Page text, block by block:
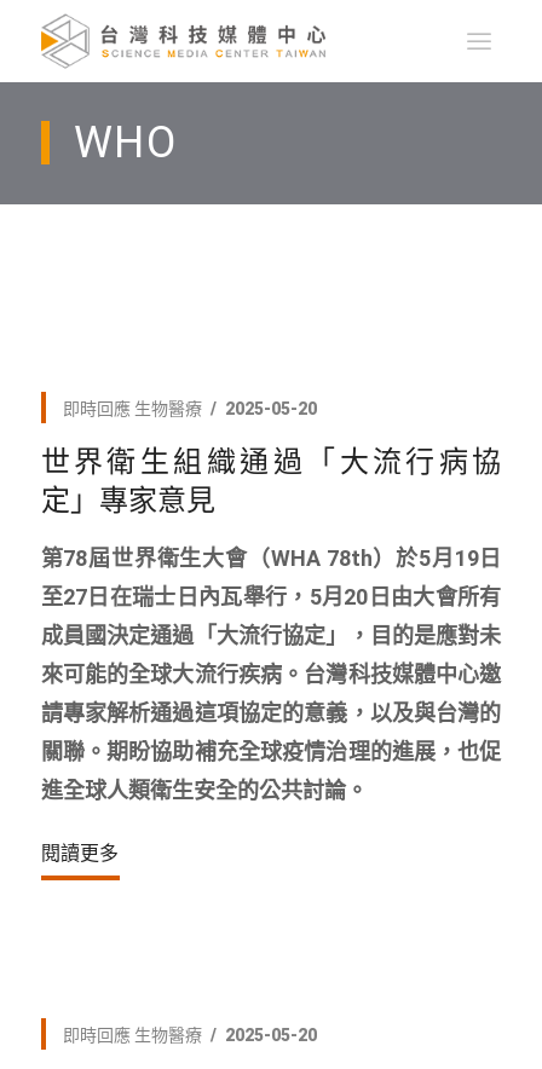
WHO
即時回應 生物醫療 2025-05-20
世界衛生組織通過「大流行病協
定」專家意見
第78屆世界衛生大會（WHA 78th）於5月19日
至27日在瑞士日內瓦舉行，5月20日由大會所有
成員國決定通過「大流行協定」，目的是應對未
來可能的全球大流行疾病。台灣科技媒體中心邀
請專家解析通過這項協定的意義，以及與台灣的
關聯。期盼協助補充全球疫情治理的進展，也促
進全球人類衛生安全的公共討論。
閱讀更多
即時回應 生物醫療 2025-05-20